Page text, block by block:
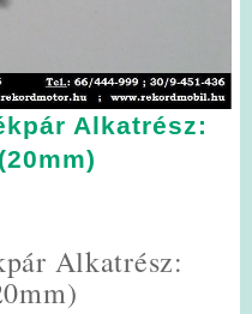
Alkatrész:
Alkatrész: